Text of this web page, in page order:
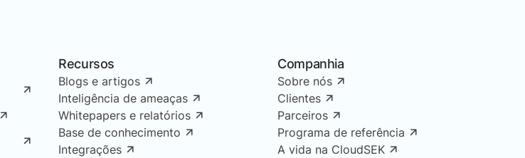
Recursos
Blogs e artigos
Inteligência de ameaças
Whitepapers e relatórios
Base de conhecimento
Integrações
Companhia
Sobre nós
Clientes
Parceiros
Programa de referência
A vida na CloudSEK